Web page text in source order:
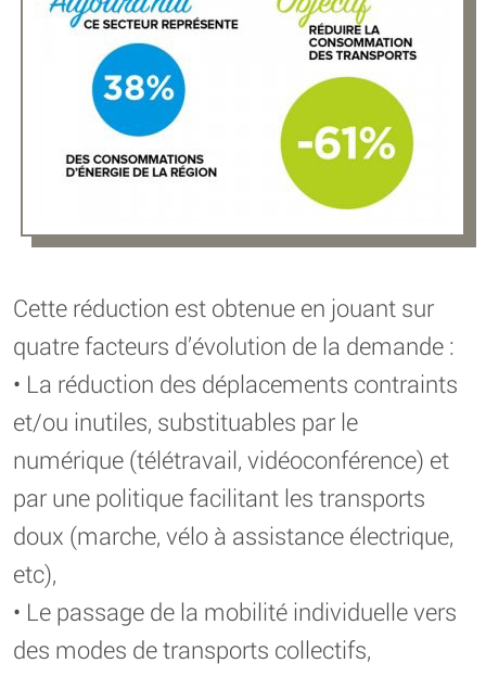
Cette réduction est obtenue en jouant sur
quatre facteurs d’évolution de la demande :
• La réduction des déplacements contraints
et/ou inutiles, substituables par le
numérique (télétravail, vidéoconférence) et
par une politique facilitant les transports
doux (marche, vélo à assistance électrique,
etc),
• Le passage de la mobilité individuelle vers
des modes de transports collectifs,